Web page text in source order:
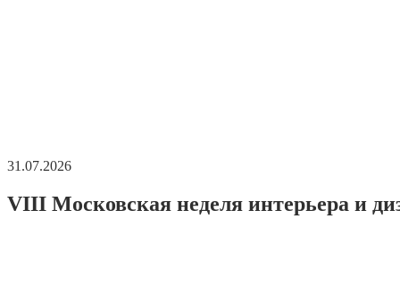
31.07.2026
VIII Московская неделя интерьера и